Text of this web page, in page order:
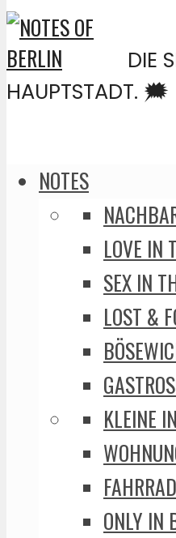
DIE
HAUPTSTADT. 🗯️
NOTES
LOVE IN
SEX IN
LOST &
KLEINE
ONLY IN